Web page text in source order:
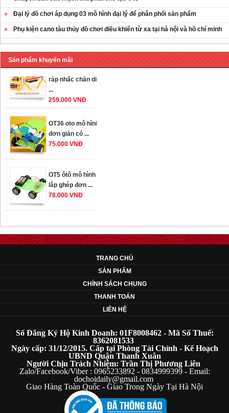
Đại lý đồ chơi áp dụng 03 mô hình đại lý để phân phối sản phẩm
Phụ kiện cano tàu thủy đồ chơi điều khiển từ xa tại hà nội và hồ chí minh
Sản phẩm khuyến mãi
OT35 robot lắp
ráp nhấc chân di
259.000 VNĐ
OT36 oto mô hình
đơn giản có ...
75.000 VNĐ
OT5 ôtô mô hình
lắp ghép đơn ...
78.000 VNĐ
đơn giản cho ...
352.000 VNĐ
OT35 robot lắp
ráp nhấc chân di
OT36 oto mô hình
đơn giản có ...
75.000 VNĐ
OT5 ôtô mô hình
lắp ghép đơn ...
78.000 VNĐ
TRANG CHỦ
SẢN PHẨM
CHÍNH SÁCH CHUNG
THANH TOÁN
LIÊN HỆ
Số Đăng Ký Hộ Kinh Doanh: 01F8008462 - Mã Số Thuế:
8362081533
Ngày cấp: 31/12/2015. Cấp tại Phòng Tài Chính - Kế Hoạch
UBND Quận Thanh Xuân
Người Chịu Trách Nhiệm: Trần Thị Phương Liên
Zalo/Facebook/Viber : 0965233892 - 0834999399 - Email:
dochoidaily@gmail.com
Giao Hàng Toàn Quốc - Giao Trong Ngày Tại Hà Nội